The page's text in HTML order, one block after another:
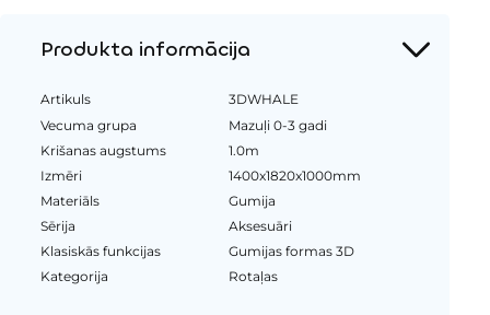
Produkta informācija
Artikuls
3DWHALE
Vecuma grupa
Mazuļi 0-3 gadi
Krišanas augstums
1.0m
Izmēri
1400x1820x1000mm
Materiāls
Gumija
Sērija
Aksesuāri
Klasiskās funkcijas
Gumijas formas 3D
Kategorija
Rotaļas